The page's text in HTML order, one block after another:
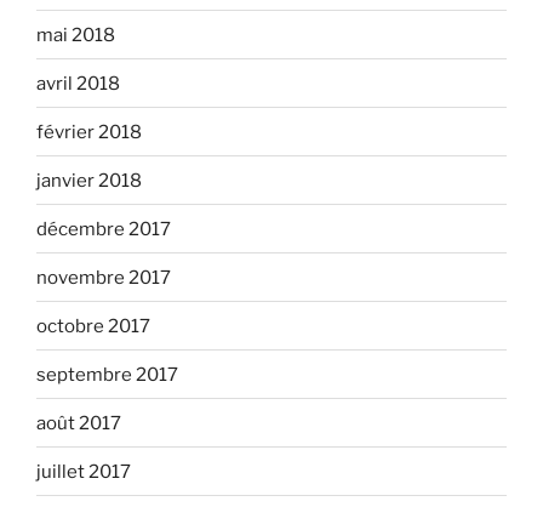
mai 2018
avril 2018
février 2018
janvier 2018
décembre 2017
novembre 2017
octobre 2017
septembre 2017
août 2017
juillet 2017